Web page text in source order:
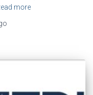
more